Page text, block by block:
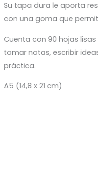
Su tapa dura le aporta
con una goma que
Cuenta con 90 hojas
tomar notas, escribir
práctica.
A5 (14,8 x 21 cm)